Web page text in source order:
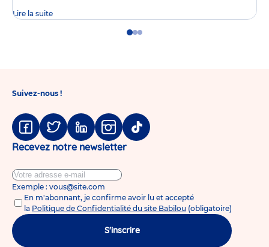
Lire la suite
GoGoGo
Suivez-nous !
Facebook
TwitterLinkedinInstagram
Tiktok
Recevez notre newsletter
Exemple : vous@site.com
En m'abonnant, je confirme avoir lu et accepté
la Politique de Confidentialité du site Babilou (obligatoire)
S'inscrire